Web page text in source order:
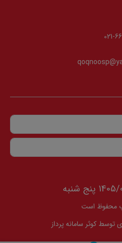
پنج شنبه
محفوظ است
توسط کوثر سامانه پرداز